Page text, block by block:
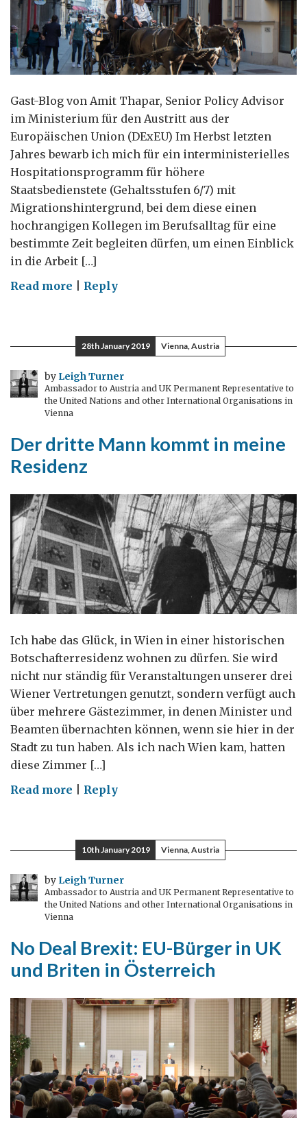
Gast-Blog von Amit Thapar, Senior Policy Advisor
im Ministerium für den Austritt aus der
Europäischen Union (DExEU) Im Herbst letzten
Jahres bewarb ich mich für ein interministerielles
Hospitationsprogramm für höhere
Staatsbedienstete (Gehaltsstufen 6/7) mit
Migrationshintergrund, bei dem diese einen
hochrangigen Kollegen im Berufsalltag für eine
bestimmte Zeit begleiten dürfen, um einen Einblick
in die Arbeit […]
Read more on
Außenministerium
hospitieren:
Eine
Woche
in
Reply
28th January 2019 Vienna, Austria
by Leigh Turner
Ambassador to Austria and UK Permanent Representative to
the United Nations and other International Organisations in
Vienna
Der dritte Mann kommt in meine
Residenz
Ich habe das Glück, in Wien in einer historischen
Botschafterresidenz wohnen zu dürfen. Sie wird
nicht nur ständig für Veranstaltungen unserer drei
Wiener Vertretungen genutzt, sondern verfügt auch
über mehrere Gästezimmer, in denen Minister und
Beamten übernachten können, wenn sie hier in der
Stadt zu tun haben. Als ich nach Wien kam, hatten
diese Zimmer […]
Read more on
Mann
kommt
in
meine
Residenz
Reply
10th January 2019 Vienna, Austria
by Leigh Turner
Ambassador to Austria and UK Permanent Representative to
the United Nations and other International Organisations in
Vienna
No Deal Brexit: EU-Bürger in UK
und Briten in Österreich